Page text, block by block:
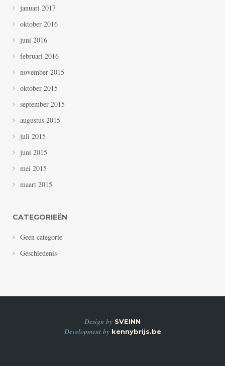
januari 2017
oktober 2016
juni 2016
februari 2016
november 2015
oktober 2015
september 2015
augustus 2015
juli 2015
juni 2015
mei 2015
maart 2015
CATEGORIEËN
Geen categorie
Geschiedenis
Design by SVEINN
Development by kennybrijs.be